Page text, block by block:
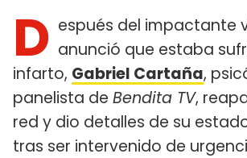
D espués del impactante
anunció que estaba
infarto, Gabriel Cartaña,
panelista de Bendita TV,
red y dio detalles de su
tras ser intervenido de